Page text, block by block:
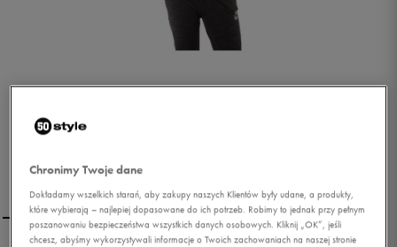
Chronimy Twoje dane
Dokładamy wszelkich starań, aby zakupy naszych Klientów były udane, a produkty,
które wybierają – najlepiej dopasowane do ich potrzeb. Robimy to jednak przy pełnym
poszanowaniu bezpieczeństwa wszystkich danych osobowych. Kliknij „OK”, jeśli
chcesz, abyśmy wykorzystywali informacje o Twoich zachowaniach na naszej stronie